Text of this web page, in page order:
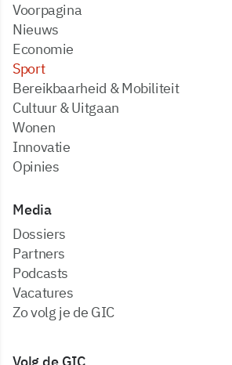
Voorpagina
Nieuws
Economie
Sport
Bereikbaarheid & Mobiliteit
Cultuur & Uitgaan
Wonen
Innovatie
Opinies
Media
dossiers
partners
podcasts
vacatures
zo volg je de GIC